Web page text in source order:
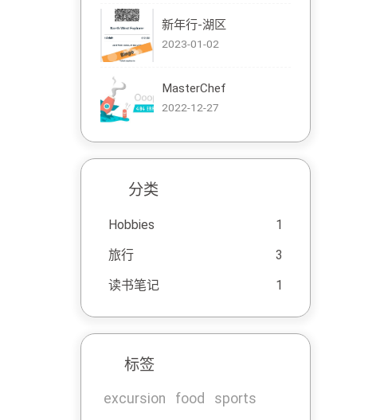
新年行-湖区
2023-01-02
MasterChef
2022-12-27
分类
Hobbies
1
旅行
3
读书笔记
1
标签
excursion food sports